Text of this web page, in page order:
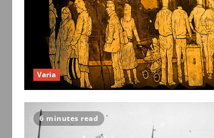
Varia
6 minutes read